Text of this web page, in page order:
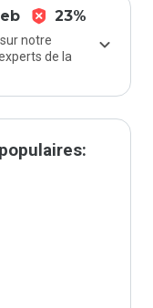
23%
notre
de la